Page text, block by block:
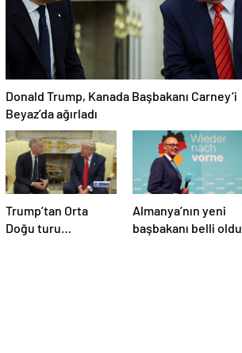
Donald Trump, Kanada Başbakanı Carney’i
Beyaz’da ağırladı
Trump’tan Orta
Doğu turu
Almanya’nın yeni
başbakanı belli oldu